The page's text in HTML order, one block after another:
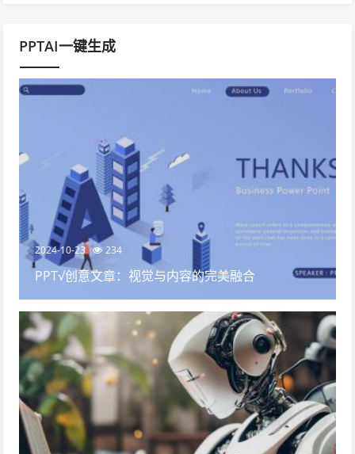
PPTAI一键生成
2024-10-23 234
PPT√创意文章：视觉与内容的完美融合